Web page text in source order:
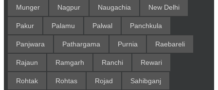
Munger Nagpur Naugachia New Delhi
Pakur Palamu Palwal Panchkula
Panjwara Pathargama Purnia Raebareli
Rajaun Ramgarh Ranchi Rewari
Rohtak Rohtas Rojad Sahibganj